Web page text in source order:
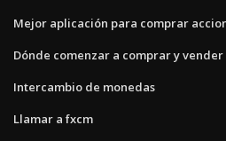
Mejor aplicación para comprar
Dónde comenzar a comprar y vender
Intercambio de monedas
Llamar a fxcm